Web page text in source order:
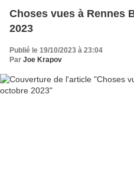
Choses vues à Rennes
2023
Publié le 19/10/2023 à 23:04
Par Joe Krapov